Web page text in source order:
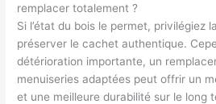
remplacer totalement ?
Si l’état du bois le permet, privilégiez
préserver le cachet authentique.
détérioration importante, un
menuiseries adaptées peut offrir un
et une meilleure durabilité sur le long